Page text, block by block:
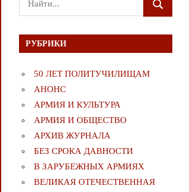
для:
ПОИСК
РУБРИКИ
50 ЛЕТ ПОЛИТУЧИЛИЩАМ
АНОНС
АРМИЯ И КУЛЬТУРА
АРМИЯ И ОБЩЕСТВО
АРХИВ ЖУРНАЛА
БЕЗ СРОКА ДАВНОСТИ
В ЗАРУБЕЖНЫХ АРМИЯХ
ВЕЛИКАЯ ОТЕЧЕСТВЕННАЯ